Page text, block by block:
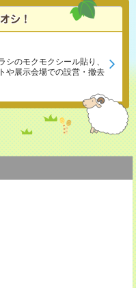
シのモクモクシール貼り、
や展示会場での設営・撤去